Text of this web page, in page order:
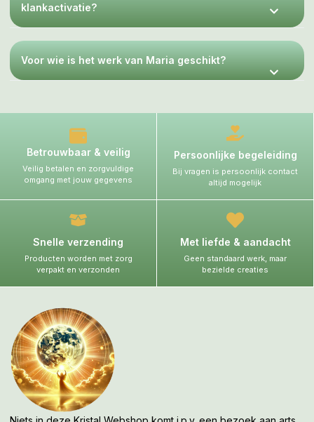
klankactivatie?
Voor wie is het werk van Maria geschikt?
Betrouwbaar & veilig
Veilig betalen en zorgvuldige
omgang met jouw gegevens
Persoonlijke begeleiding
Bij vragen is persoonlijk contact
altijd mogelijk
Snelle verzending
Producten worden met zorg
verpakt en verzonden
Met liefde & aandacht
Geen standaard werk, maar
bezielde creaties